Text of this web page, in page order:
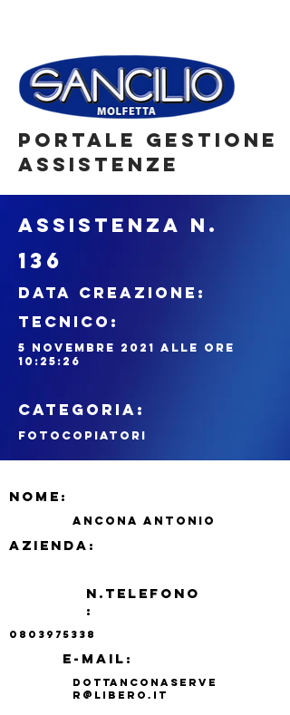
NOME:
azienda:
N.TELEFONO
:
e-mail:
0803975338
dottanconaserve
r@libero.it
ANCONA ANTONIO
136
ASSISTENZA N.
DATA CREAZIONE:
tecnico:
5 novembre 2021 alle ore
10:25:26
CATEGORIA:
fotocopiatori
portale gestione
assistenze